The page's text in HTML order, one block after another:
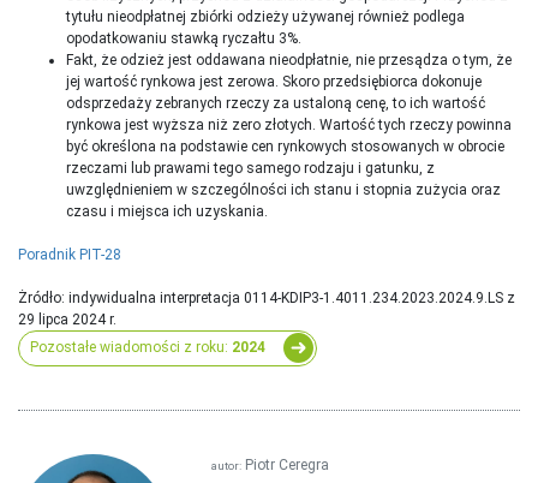
tytułu nieodpłatnej zbiórki odzieży używanej również podlega
opodatkowaniu stawką ryczałtu 3%.
Fakt, że odzież jest oddawana nieodpłatnie, nie przesądza o tym, że
jej wartość rynkowa jest zerowa. Skoro przedsiębiorca dokonuje
odsprzedaży zebranych rzeczy za ustaloną cenę, to ich wartość
rynkowa jest wyższa niż zero złotych. Wartość tych rzeczy powinna
być określona na podstawie cen rynkowych stosowanych w obrocie
rzeczami lub prawami tego samego rodzaju i gatunku, z
uwzględnieniem w szczególności ich stanu i stopnia zużycia oraz
czasu i miejsca ich uzyskania.
Poradnik PIT-28
Żródło: indywidualna interpretacja 0114-KDIP3-1.4011.234.2023.2024.9.LS z
29 lipca 2024 r.
Pozostałe wiadomości z roku: 2024
autor: Piotr Ceregra